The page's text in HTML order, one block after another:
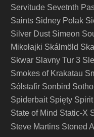
Servitude Sevetnth
Saints Sidney Polak
Silver Dust Simeon
Mikołajki Skálmöld
Skwar Slavny Tur 3
Smokes of Krakatau
Sólstafir Sonbird
Spiderbait Spięty Spirit
State of Mind Static-X
Steve Martins Stoned